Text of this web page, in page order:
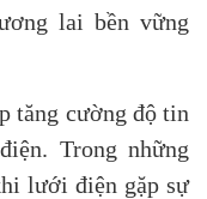
lai bền vững
tăng cường độ tin
Trong những
lưới điện gặp sự